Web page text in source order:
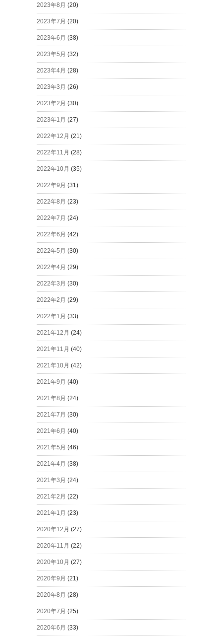
2023年8月 (20)
2023年7月 (20)
2023年6月 (38)
2023年5月 (32)
2023年4月 (28)
2023年3月 (26)
2023年2月 (30)
2023年1月 (27)
2022年12月 (21)
2022年11月 (28)
2022年10月 (35)
2022年9月 (31)
2022年8月 (23)
2022年7月 (24)
2022年6月 (42)
2022年5月 (30)
2022年4月 (29)
2022年3月 (30)
2022年2月 (29)
2022年1月 (33)
2021年12月 (24)
2021年11月 (40)
2021年10月 (42)
2021年9月 (40)
2021年8月 (24)
2021年7月 (30)
2021年6月 (40)
2021年5月 (46)
2021年4月 (38)
2021年3月 (24)
2021年2月 (22)
2021年1月 (23)
2020年12月 (27)
2020年11月 (22)
2020年10月 (27)
2020年9月 (21)
2020年8月 (28)
2020年7月 (25)
2020年6月 (33)